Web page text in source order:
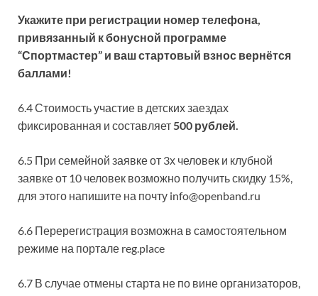
Укажите при регистрации номер телефона,
привязанный к бонусной программе
“Спортмастер” и ваш стартовый взнос вернётся
баллами!
6.4 Стоимость участие в детских заездах
фиксированная и составляет500 рублей.
6.5 При семейной заявке от 3х человек и клубной
заявке от 10 человек возможно получить скидку 15%,
для этого напишите на почту info@openband.ru
6.6 Перерегистрация возможна в самостоятельном
режиме на портале reg.place
6.7 В случае отмены старта не по вине организаторов,